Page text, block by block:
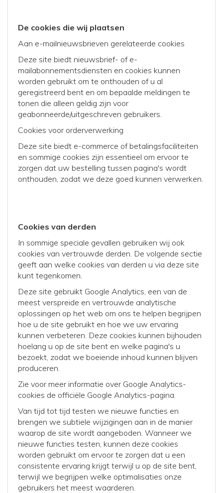
De cookies die wij plaatsen
Aan e-mailnieuwsbrieven gerelateerde cookies
Deze site biedt nieuwsbrief- of e-
mailabonnementsdiensten en cookies kunnen
worden gebruikt om te onthouden of u al
geregistreerd bent en om bepaalde meldingen te
tonen die alleen geldig zijn voor
geabonneerde/uitgeschreven gebruikers.
Cookies voor orderverwerking
Deze site biedt e-commerce of betalingsfaciliteiten
en sommige cookies zijn essentieel om ervoor te
zorgen dat uw bestelling tussen pagina's wordt
onthouden, zodat we deze goed kunnen verwerken.
Cookies van derden
In sommige speciale gevallen gebruiken wij ook
cookies van vertrouwde derden. De volgende sectie
geeft aan welke cookies van derden u via deze site
kunt tegenkomen.
Deze site gebruikt Google Analytics, een van de
meest verspreide en vertrouwde analytische
oplossingen op het web om ons te helpen begrijpen
hoe u de site gebruikt en hoe we uw ervaring
kunnen verbeteren. Deze cookies kunnen bijhouden
hoelang u op de site bent en welke pagina's u
bezoekt, zodat we boeiende inhoud kunnen blijven
produceren.
Zie voor meer informatie over Google Analytics-
cookies de officiële Google Analytics-pagina.
Van tijd tot tijd testen we nieuwe functies en
brengen we subtiele wijzigingen aan in de manier
waarop de site wordt aangeboden. Wanneer we
nieuwe functies testen, kunnen deze cookies
worden gebruikt om ervoor te zorgen dat u een
consistente ervaring krijgt terwijl u op de site bent,
terwijl we begrijpen welke optimalisaties onze
gebruikers het meest waarderen.